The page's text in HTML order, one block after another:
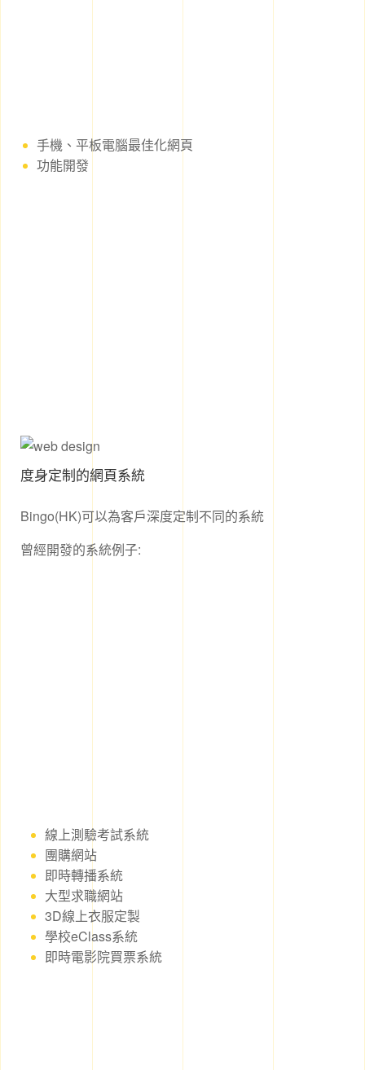
手機、平板電腦最佳化網頁
功能開發
度身定制的網頁系統
Bingo(HK)可以為客戶深度定制不同的系統
曾經開發的系統例子:
線上測驗考試系統
團購網站
即時轉播系統
大型求職網站
3D線上衣服定製
學校eClass系統
即時電影院買票系統